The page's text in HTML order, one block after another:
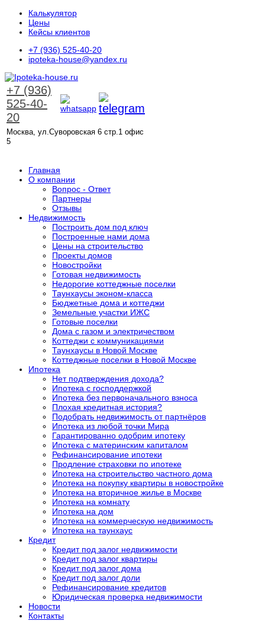
Калькулятор
Цены
Кейсы клиентов
+7 (936) 525-40-20
ipoteka-house@yandex.ru
+7 (936)
525-40-
20
Москва, ул.Суворовская 6 стр.1 офис
5
Главная
О компании
Вопрос - Ответ
Партнеры
Отзывы
Недвижимость
Построить дом под ключ
Построенные нами дома
Цены на строительство
Проекты домов
Новостройки
Готовая недвижимость
Недорогие коттеджные поселки
Таунхаусы эконом-класса
Бюджетные дома и коттеджи
Земельные участки ИЖС
Готовые поселки
Дома с газом и электричеством
Коттеджи с коммуникациями
Таунхаусы в Новой Москве
Коттеджные поселки в Новой Москве
Ипотека
Нет подтверждения дохода?
Ипотека с господдержкой
Ипотека без первоначального взноса
Плохая кредитная история?
Подобрать недвижимость от партнёров
Ипотека из любой точки Мира
Гарантированно одобрим ипотеку
Ипотека с материнским капиталом
Рефинансирование ипотеки
Продление страховки по ипотеке
Ипотека на строительство частного дома
Ипотека на покупку квартиры в новостройке
Ипотека на вторичное жилье в Москве
Ипотека на комнату
Ипотека на дом
Ипотека на коммерческую недвижимость
Ипотека на таунхаус
Кредит
Кредит под залог недвижимости
Кредит под залог квартиры
Кредит под залог дома
Кредит под залог доли
Рефинансирование кредитов
Юридическая проверка недвижимости
Новости
Контакты